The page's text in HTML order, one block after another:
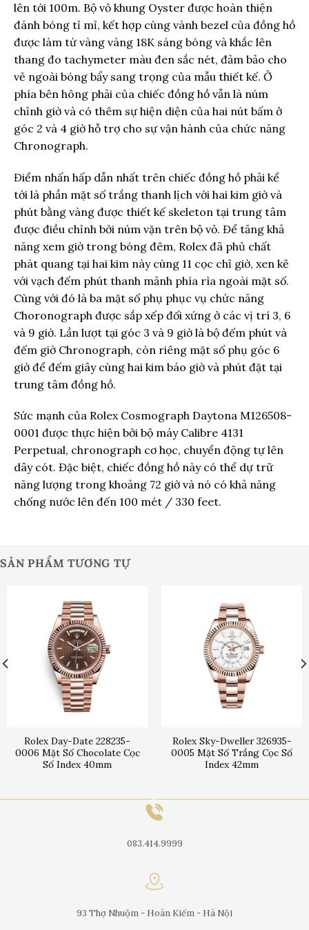
lên tới 100m. Bộ vỏ khung Oyster được hoàn thiện
đánh bóng tỉ mỉ, kết hợp cùng vành bezel của đồng hồ
được làm từ vàng vàng 18K sáng bóng và khắc lên
thang đo tachymeter màu đen sắc nét, đảm bảo cho
vẻ ngoài bóng bẩy sang trọng của mẫu thiết kế. Ở
phía bên hông phải của chiếc đồng hồ vẫn là núm
chỉnh giờ và có thêm sự hiện diện của hai nút bấm ở
góc 2 và 4 giờ hỗ trợ cho sự vận hành của chức năng
Chronograph.
Điểm nhấn hấp dẫn nhất trên chiếc đồng hồ phải kể
tới là phần mặt số trắng thanh lịch với hai kim giờ và
phút bằng vàng được thiết kế skeleton tại trung tâm
được điều chỉnh bởi núm vặn trên bộ vỏ. Để tăng khả
năng xem giờ trong bóng đêm, Rolex đã phủ chất
phát quang tại hai kim này cùng 11 cọc chỉ giờ, xen kẽ
với vạch đếm phút thanh mảnh phía rìa ngoài mặt số.
Cùng với đó là ba mặt số phụ phục vụ chức năng
Choronograph được sắp xếp đối xứng ở các vị trí 3, 6
và 9 giờ. Lần lượt tại góc 3 và 9 giờ là bộ đếm phút và
đếm giờ Chronograph, còn riêng mặt số phụ góc 6
giờ để đếm giây cùng hai kim báo giờ và phút đặt tại
trung tâm đồng hồ.
Sức mạnh của Rolex Cosmograph Daytona M126508-
0001 được thực hiện bởi bộ máy Calibre 4131
Perpetual, chronograph cơ học, chuyển động tự lên
dây cót. Đặc biệt, chiếc đồng hồ này có thể dự trữ
năng lượng trong khoảng 72 giờ và nó có khả năng
chống nước lên đến 100 mét / 330 feet.
SẢN PHẨM TƯƠNG TỰ
Rolex Day-Date 228235-
0006 Mặt Số Chocolate Cọc
Số Index 40mm
Rolex Sky-Dweller 326935-
0005 Mặt Số Trắng Cọc Số
Index 42mm
083.414.9999
93 Thợ Nhuộm - Hoàn Kiếm - Hà Nội